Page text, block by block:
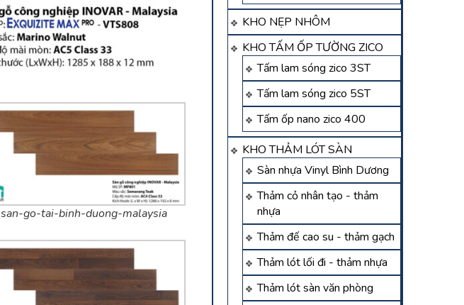
KHO NẸP NHÔM
KHO TẤM ỐP TƯỜNG ZICO
Tấm lam sóng zico 3ST
Tấm lam sóng zico 5ST
Tấm ốp nano zico 400
KHO THẢM LÓT SÀN
Sàn nhựa Vinyl Bình Dương
Thảm cỏ nhân tạo - thảm
nhựa
Thảm đế cao su - thảm gạch
Thảm lót lối đi - thảm nhựa
Thảm lót sàn văn phòng
san-go-tai-binh-duong-malaysia